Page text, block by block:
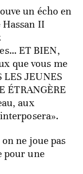
un écho en
Hassan II
ET BIEN,
que vous me
JEUNES
ÉTRANGÈRE
aux
ne joue pas
pour une